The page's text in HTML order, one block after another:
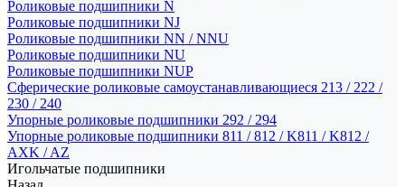
Роликовые подшипники N
Роликовые подшипники NJ
Роликовые подшипники NN / NNU
Роликовые подшипники NU
Роликовые подшипники NUP
Сферические роликовые самоустанавливающиеся 213 / 222 /
230 / 240
Упорные роликовые подшипники 292 / 294
Упорные роликовые подшипники 811 / 812 / K811 / K812 /
AXK / AZ
Игольчатые подшипники